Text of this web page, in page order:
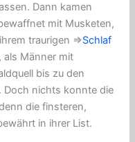
Dann kamen
mit Musketen,
traurigen ⇒Schlaf
als Männer mit
bis zu den
Doch nichts konnte die
die finsteren,
in ihrer List.